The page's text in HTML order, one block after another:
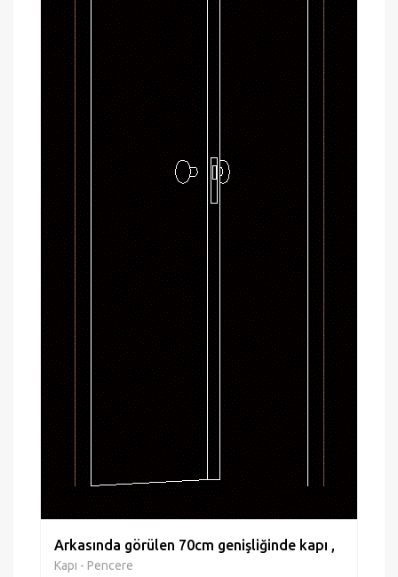
Arkasında görülen 70cm genişliğinde kapı ,
Kapı - Pencere